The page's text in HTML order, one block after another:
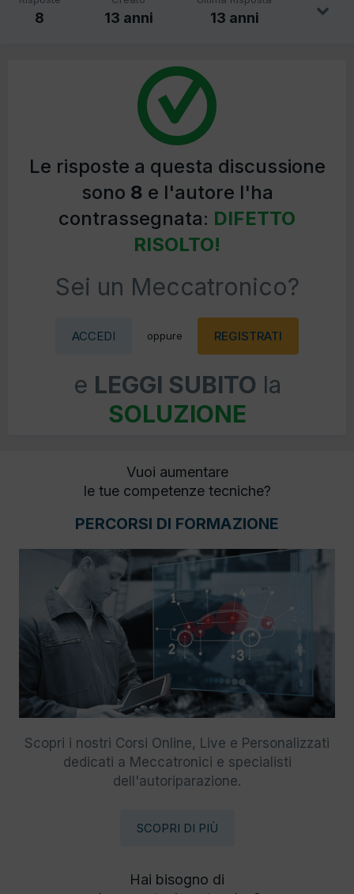
8 13 anni 13 anni
Le risposte a questa discussione
sono 8 e l'autore l'ha
contrassegnata: DIFETTO
RISOLTO!
Sei un Meccatronico?
ACCEDI oppure REGISTRATI
e LEGGI SUBITO la
SOLUZIONE
Vuoi aumentare
le tue competenze tecniche?
PERCORSI DI FORMAZIONE
Scopri i nostri Corsi Online, Live e Personalizzati
dedicati a Meccatronici e specialisti
dell'autoriparazione.
SCOPRI DI PIÙ
Hai bisogno di